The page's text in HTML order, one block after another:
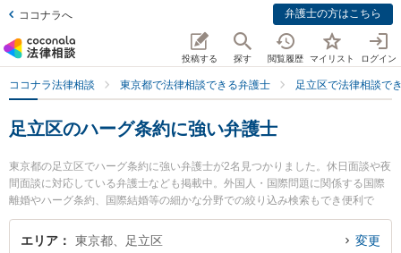
ココナラへ 弁護士の方はこちら
投稿する 探す 閲覧履歴 マイリスト ログイン
ココナラ法律相談 東京都で法律相談できる弁護士 足立区で法律相談で
足立区のハーグ条約に強い弁護士
東京都の足立区でハーグ条約に強い弁護士が2名見つかりました。休日面談や夜
間面談に対応している弁護士なども掲載中。外国人・国際問題に関係する国際
離婚やハーグ条約、国際結婚等の細かな分野での絞り込み検索もでき便利で
す。特に杉山法律事務所の杉山 成榮 弁護士や北千住フェニックス法律事務所の
池田 俊雄弁護士のプロフィール情報や弁護士費用、強みなどが注目されていま
エリア 東京都、足立区 変更